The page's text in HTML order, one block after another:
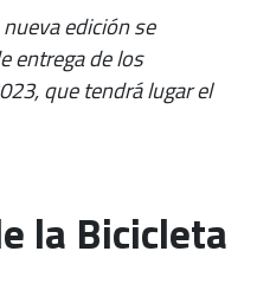
edición se
entrega de los
que tendrá lugar el
la Bicicleta